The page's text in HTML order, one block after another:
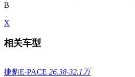
B
X
相关车型
捷豹E-PACE 26.38-32.1万